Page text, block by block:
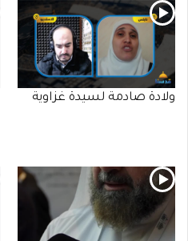
ولادة صادمة لسيدة غزاوية